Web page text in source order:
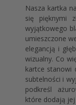
Nasza kartka
się pięknymi
wyjątkowego
umieszczone
elegancją i
wizualny. Co
kartce stanowi
subtelności i
podkreśl
które dodają